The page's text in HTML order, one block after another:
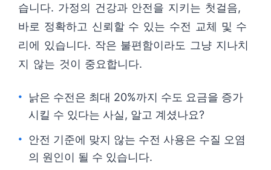
습니다. 가정의 건강과 안전을 지키는 첫걸음,
바로 정확하고 신뢰할 수 있는 수전 교체 및 수
리에 있습니다. 작은 불편함이라도 그냥 지나치
지 않는 것이 중요합니다.
낡은 수전은 최대 20%까지 수도 요금을 증가
시킬 수 있다는 사실, 알고 계셨나요?
안전 기준에 맞지 않는 수전 사용은 수질 오염
의 원인이 될 수 있습니다.